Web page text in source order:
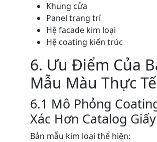
Khung cửa
Panel trang trí
Hệ facade kim loại
Hệ coating kiến trúc
6. Ưu Điểm Của
Mẫu Màu Thực Tế
6.1 Mô Phỏng
Xác Hơn Catalog Giấy
Bản mẫu kim loại thể hiện: